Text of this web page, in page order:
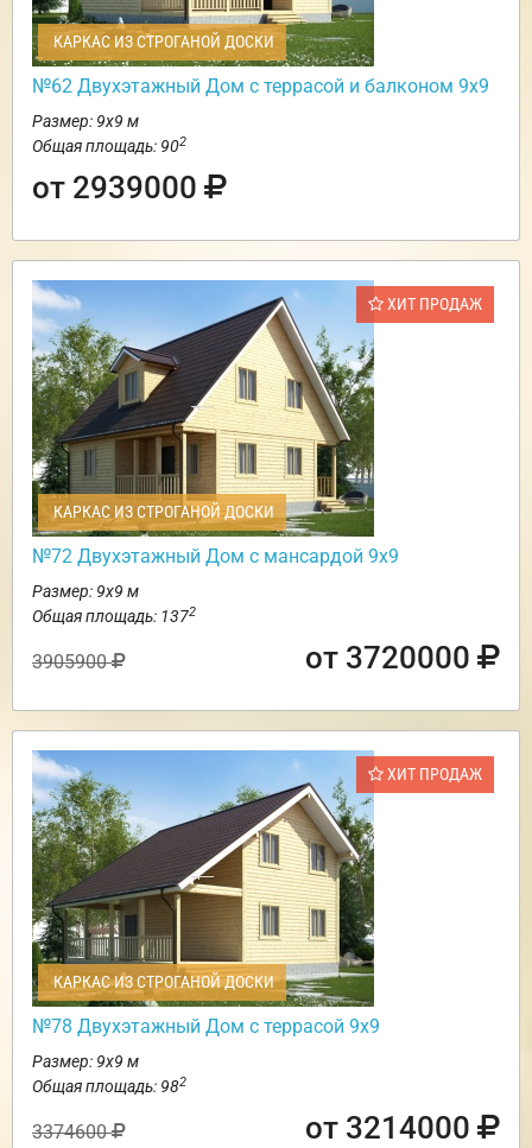
КАРКАС ИЗ СТРОГАНОЙ ДОСКИ
№62 Двухэтажный Дом с террасой и балконом 9х9
Размер: 9х9 м
Общая площадь: 902
от 2939000
ХИТ ПРОДАЖ
КАРКАС ИЗ СТРОГАНОЙ ДОСКИ
№72 Двухэтажный Дом с мансардой 9х9
Размер: 9х9 м
Общая площадь: 1372
3905900 от 3720000
ХИТ ПРОДАЖ
КАРКАС ИЗ СТРОГАНОЙ ДОСКИ
№78 Двухэтажный Дом с террасой 9х9
Размер: 9х9 м
Общая площадь: 982
3374600 от 3214000